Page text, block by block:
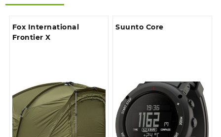
Fox International
Frontier X
Suunto Core